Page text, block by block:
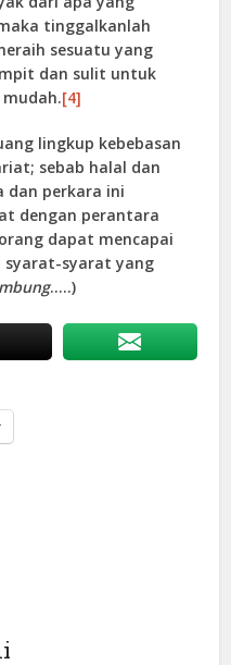
tinggalkanlah
sesuatu yang
dan sulit untuk
[4]
lingkup kebebasan
sebab halal dan
dan perkara ini
dengan perantara
dapat mencapai
syarat-syarat yang
…..)